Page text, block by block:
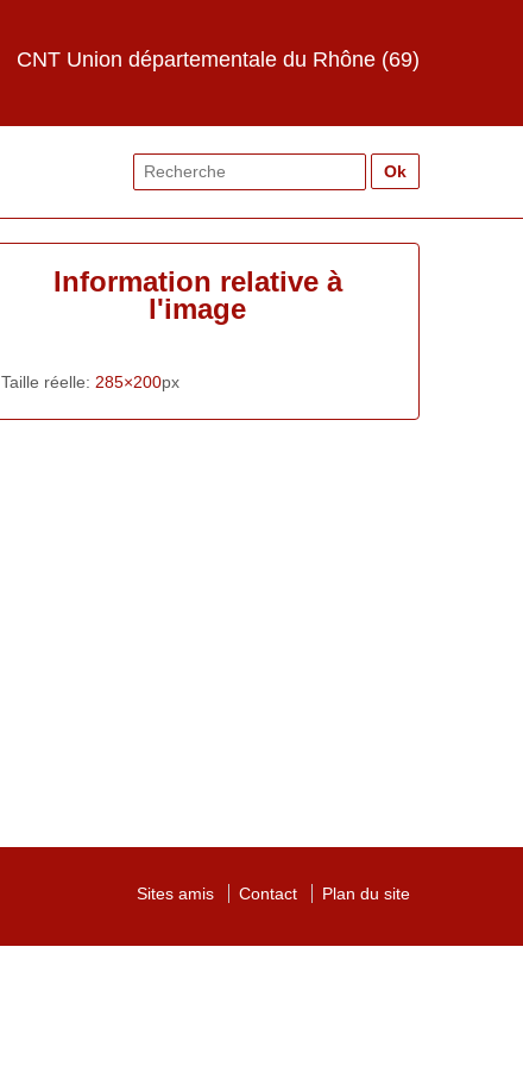
CNT Union départementale du Rhône (69)
Search
for:
Information relative à
l'image
Taille réelle: 285×200px
Sites amis Contact Plan du site